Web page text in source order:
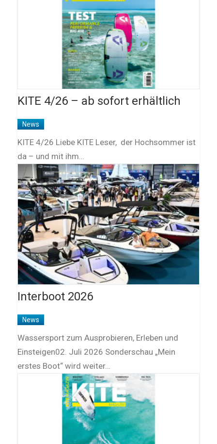
KITE 4/26 – ab sofort erhältlich
News
KITE 4/26 Liebe KITE Leser, der Hochsommer ist
da – und mit ihm…
Interboot 2026
News
Wassersport zum Ausprobieren, Erleben und
Einsteigen02. Juli 2026 Sonderschau „Mein
erstes Boot“ wird weiter…